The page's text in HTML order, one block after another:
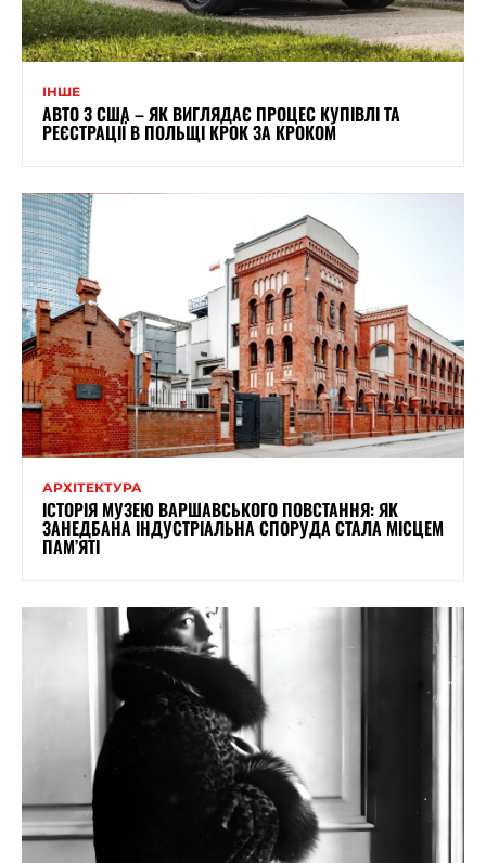
ІНШЕ
АВТО З США – ЯК ВИГЛЯДАЄ ПРОЦЕС КУПІВЛІ ТА
РЕЄСТРАЦІЇ В ПОЛЬЩІ КРОК ЗА КРОКОМ
АРХІТЕКТУРА
ІСТОРІЯ МУЗЕЮ ВАРШАВСЬКОГО ПОВСТАННЯ: ЯК
ЗАНЕДБАНА ІНДУСТРІАЛЬНА СПОРУДА СТАЛА МІСЦЕМ
ПАМ’ЯТІ